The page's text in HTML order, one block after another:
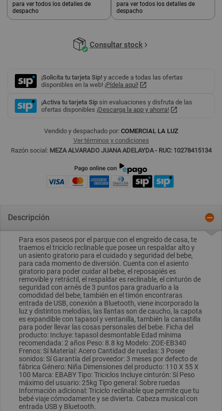
para ver todos los detalles de
despacho
para ver todos los detalles de
despacho
Consultar stock
¡Solicita tu tarjeta Sip! y accede a todas las ofertas
disponibles en la web! ¡Pídela aquí!
¡Activa tu tarjeta Sip sin evaluaciones y disfruta de las
ofertas disponibles ¡Descarga la app y ahorra!
Vendido y despachado por: COMERCIAL LA LUZ
Ver términos y condiciones
Razón social: MEZA ALVARADO JUANA ADELAYDA - RUC: 10278415134
Descripción
Para esos paseos por el parque con el engreído de casa, te
traemos el triciclo reclinable que posee un respaldar alto y
un asiento giratorio para el cuidado y seguridad del bebe,
para cada momento de diversión. Cuenta con el asiento
giratorio para poder cuidar al bebe, el reposapiés es
removible y retráctil, el respaldar es reclinable, el cinturón de
seguridad con arnés de 3 puntos para graduarlo a la
comodidad del bebe, también en el timón encontraras
entrada de USB, conexión a Bluetooth, viene incorporado la
luz y distintos melodías, las llantas son de caucho, la capota
es expandible con tapasol y ventanilla, también la canastilla
para poder llevar las cosas personales del bebe. Ficha del
producto: Incluye: tapasol desmontable Edad mínima
recomendada: 2 años Peso: 8.8 kg Modelo: ZOE-EB340
Frenos: Sí Material: Acero Cantidad de ruedas: 3 Posee
sonidos: Sí Garantía del proveedor: 3 meses por defecto de
fábrica Género: Niña Dimensiones del producto: 110 X 55 X
100 Marca: EBABY Tipo: Triciclos Incluye cinturón: Sí Peso
máximo del usuario: 25kg Tipo general: Sobre ruedas
Información adicional: Triciclo reclinable que permite que tu
bebé viaje cómodamente y se divierta. Cabeza musical con
entrada USB y Bluetooth.